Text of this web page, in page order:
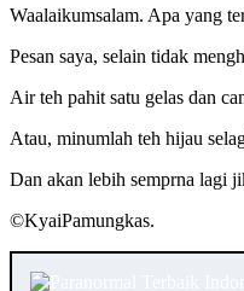
Waalaikumsalam. Apa yang
Pesan saya, selain tidak
Air teh pahit satu gelas dan
Atau, minumlah teh hijau
Dan akan lebih semprna lagi
©️KyaiPamungkas.